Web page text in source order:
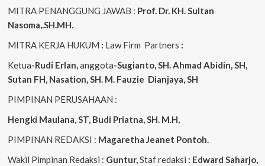
MITRA PENANGGUNG JAWAB : Prof. Dr. KH. Sultan
Nasoma,.SH.MH.
MITRA KERJA HUKUM : Law Firm Partners :
Ketua-Rudi Erlan,anggota-Sugianto, SH. Ahmad Abidin, SH,
Sutan FH, Nasation, SH. M. Fauzie Dianjaya, SH
PIMPINAN PERUSAHAAN :
Hengki Maulana, ST, Budi Priatna, SH. M.H,
PIMPINAN REDAKSI : Magaretha Jeanet Pontoh.
Wakil Pimpinan Redaksi : Guntur,Staf redaksi : Edward Saharjo,